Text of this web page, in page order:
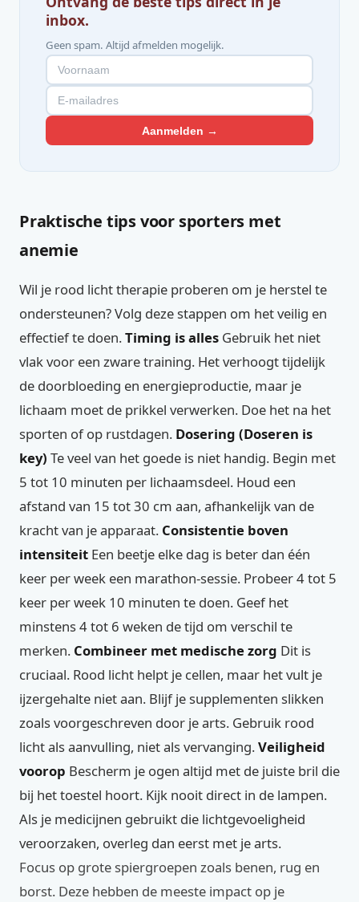
inbox.
Geen spam. Altijd afmelden mogelijk.
Aanmelden →
Praktische tips voor sporters met
anemie
Wil je rood licht therapie proberen om je herstel te
ondersteunen? Volg deze stappen om het veilig en
effectief te doen.Timing is alles Gebruik het niet
vlak voor een zware training. Het verhoogt tijdelijk
de doorbloeding en energieproductie, maar je
lichaam moet de prikkel verwerken. Doe het na het
sporten of op rustdagen. Dosering (Doseren is
key) Te veel van het goede is niet handig. Begin met
5 tot 10 minuten per lichaamsdeel. Houd een
afstand van 15 tot 30 cm aan, afhankelijk van de
kracht van je apparaat. Consistentie boven
intensiteit Een beetje elke dag is beter dan één
keer per week een marathon-sessie. Probeer 4 tot 5
keer per week 10 minuten te doen. Geef het
minstens 4 tot 6 weken de tijd om verschil te
merken. Combineer met medische zorg Dit is
cruciaal. Rood licht helpt je cellen, maar het vult je
ijzergehalte niet aan. Blijf je supplementen slikken
zoals voorgeschreven door je arts. Gebruik rood
licht als aanvulling, niet als vervanging.Veiligheid
voorop Bescherm je ogen altijd met de juiste bril die
bij het toestel hoort. Kijk nooit direct in de lampen.
Als je medicijnen gebruikt die lichtgevoeligheid
veroorzaken, overleg dan eerst met je arts.
Focus op grote spiergroepen zoals benen, rug en
borst. Deze hebben de meeste impact op je